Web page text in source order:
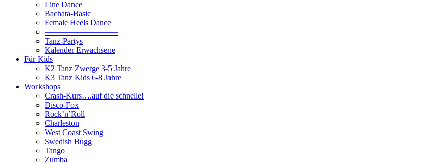
Line Dance
Bachata-Basic
Female Heels Dance
—————————
Tanz-Partys
Kalender Erwachsene
Für Kids
K2 Tanz Zwerge 3-5 Jahre
K3 Tanz Kids 6-8 Jahre
Workshops
Crash-Kurs….auf die schnelle!
Disco-Fox
Rock’n’Roll
Charleston
West Coast Swing
Swedish Bugg
Tango
Zumba